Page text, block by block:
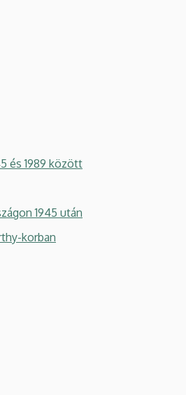
és 1989 között
1945 után
korban